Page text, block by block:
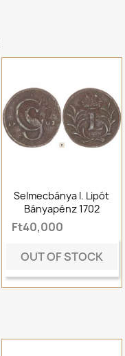
Selmecbánya I. Lipót
Bányapénz 1702
Ft40,000
OUT OF STOCK